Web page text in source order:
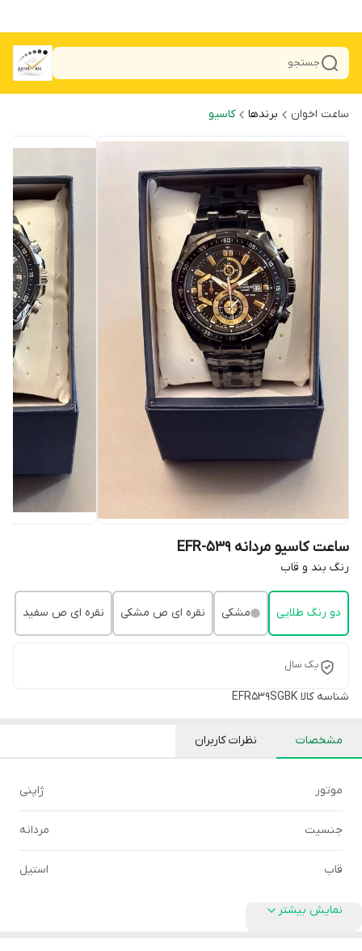
جستجو
ساعت اخوان برندها کاسیو
ساعت کاسیو مردانه EFR-539
رنگ بند و قاب
دو رنگ طلایی مشکی نقره ای ص مشکی نقره ای ص سفید
یک سال
شناسه کالا EFR539SGBK
مشخصات نظرات کاربران
موتور ژاپنی
جنسیت مردانه
قاب استیل
نمایش بیشتر